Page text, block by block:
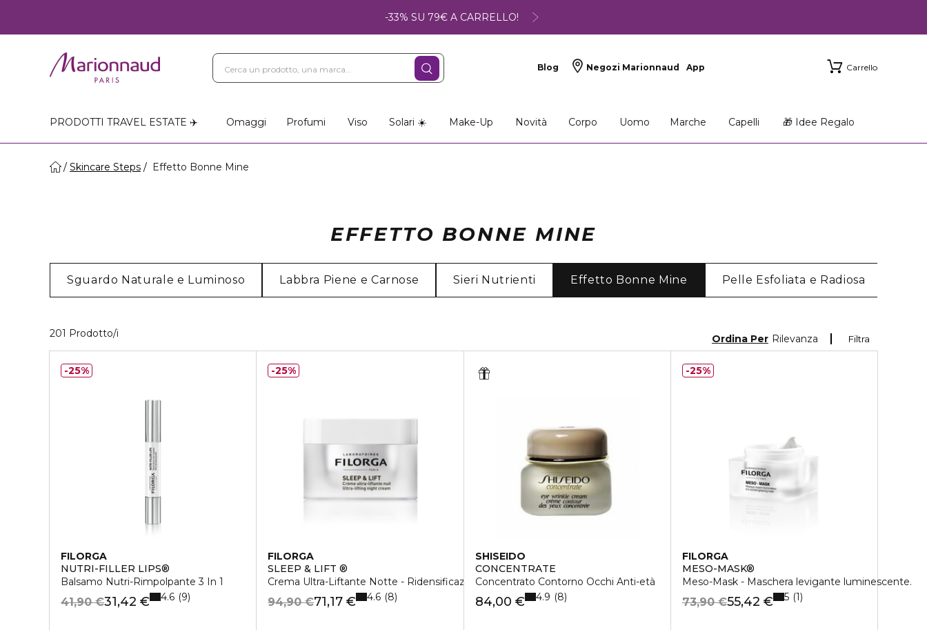
-33% SU 79€ A CARRELLO!
Blog Negozi Marionnaud App Carrello
PRODOTTI TRAVEL ESTATE ✈️ Omaggi Profumi Viso Solari ☀️ Make-Up Novità Corpo Uomo Marche Capelli 🎁 Idee Regalo
Skincare Steps Effetto Bonne Mine
EFFETTO BONNE MINE
Sguardo Naturale e Luminoso Labbra Piene e Carnose Sieri Nutrienti Effetto Bonne Mine Pelle Esfoliata e Radiosa
201 Prodotto/i Filtra
Ordina Per Rilevanza
FILORGA
NUTRI-FILLER LIPS®
Balsamo Nutri-Rimpolpante 3 In 1
31,42 €
41,90 € 4.6 9
25%
FILORGA
SLEEP & LIFT ®
Crema Ultra-Liftante Notte - Ridensificazione Assoluta
71,17 €
94,90 € 4.6 8
25%
SHISEIDO
CONCENTRATE
Concentrato Contorno Occhi Anti-età
84,00 € 4.9 8
FILORGA
MESO-MASK®
Meso-Mask - Maschera levigante luminescente.
55,42 €
73,90 € 5 1
25%